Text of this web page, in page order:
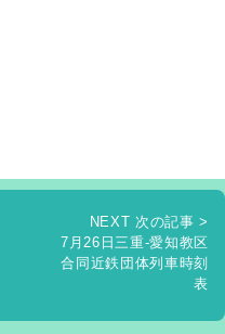
NEXT 次の記事 >
7月26日三重-愛知教区
合同近鉄団体列車時刻
表